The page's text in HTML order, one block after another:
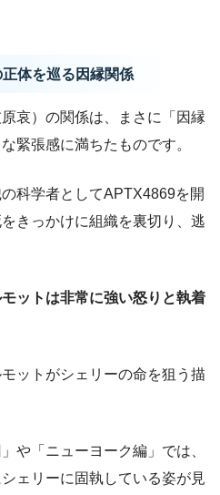
体を巡る因縁関係
哀）の関係は、まさに「因縁
緊張感に満ちたものです。
科学者としてAPTX4869を開
きっかけに組織を裏切り、逃
ットは非常に強い怒りと執着
ットがシェリーの命を狙う描
や「ニューヨーク編」では、
ェリーに固執している姿が見